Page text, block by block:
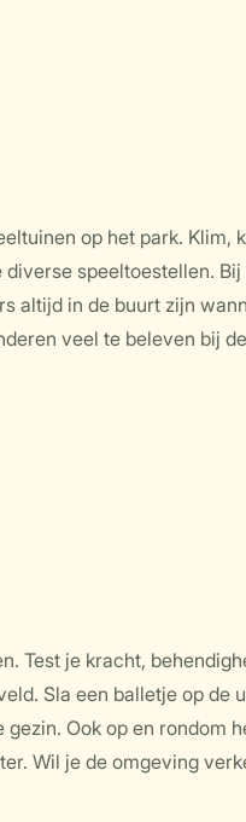
op het park. Klim,
speeltoestellen.
altijd in de buurt zijn
veel te beleven bij
Test je kracht,
Sla een balletje op de
Ook op en rondom
Wil je de omgeving